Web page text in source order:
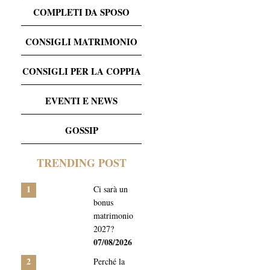
COMPLETI DA SPOSO
CONSIGLI MATRIMONIO
CONSIGLI PER LA COPPIA
EVENTI E NEWS
GOSSIP
TRENDING POST
Ci sarà un
bonus
matrimonio
2027?
07/08/2026
1
Perché la
2